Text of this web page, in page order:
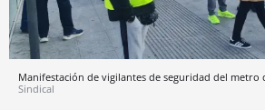
Manifestación de vigilantes de seguridad del metro
Sindical